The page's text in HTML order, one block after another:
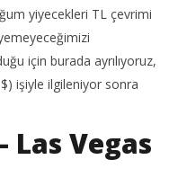
yiyecekleri TL çevrimi
için burada ayrılıyoruz,
işiyle ilgileniyor sonra
Las Vegas